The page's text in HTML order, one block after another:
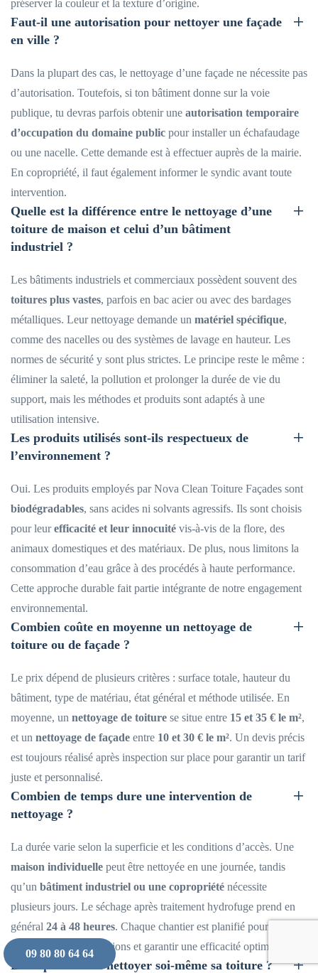
préserver la couleur et la texture d’origine.
Faut-il une autorisation pour nettoyer une façade
en ville ?
Dans la plupart des cas, le nettoyage d’une façade ne nécessite pas
d’autorisation. Toutefois, si ton bâtiment donne sur la voie
publique, tu devras parfois obtenir une autorisation temporaire
d’occupation du domaine public pour installer un échafaudage
ou une nacelle. Cette demande est à effectuer auprès de la mairie.
En copropriété, il faut également informer le syndic avant toute
intervention.
Quelle est la différence entre le nettoyage d’une
toiture de maison et celui d’un bâtiment
industriel ?
Les bâtiments industriels et commerciaux possèdent souvent des
toitures plus vastes, parfois en bac acier ou avec des bardages
métalliques. Leur nettoyage demande un matériel spécifique,
comme des nacelles ou des systèmes de lavage en hauteur. Les
normes de sécurité y sont plus strictes. Le principe reste le même :
éliminer la saleté, la pollution et prolonger la durée de vie du
support, mais les méthodes et produits sont adaptés à une
utilisation intensive.
Les produits utilisés sont-ils respectueux de
l’environnement ?
Oui. Les produits employés par Nova Clean Toiture Façades sont
biodégradables, sans acides ni solvants agressifs. Ils sont choisis
pour leurefficacité et leur innocuité vis-à-vis de la flore, des
animaux domestiques et des matériaux. De plus, nous limitons la
consommation d’eau grâce à des procédés à haute performance.
Cette approche durable fait partie intégrante de notre engagement
environnemental.
Combien coûte en moyenne un nettoyage de
toiture ou de façade ?
Le prix dépend de plusieurs critères : surface totale, hauteur du
bâtiment, type de matériau, état général et méthode utilisée. En
moyenne, un nettoyage de toiture se situe entre 15 et 35 € le m²,
et un nettoyage de façade entre 10 et 30 € le m². Un devis précis
est toujours réalisé après inspection sur place pour garantir un tarif
juste et personnalisé.
Combien de temps dure une intervention de
nettoyage ?
La durée varie selon la superficie et les conditions d’accès. Une
maison individuelle peut être nettoyée en une journée, tandis
qu’un bâtiment industriel ou une copropriété nécessite
plusieurs jours. Le séchage après traitement hydrofuge prend en
général 24 à 48 heures. Chaque chantier est planifié pour
minimiser les perturbations et garantir une efficacité optimale.
Est-il possible de nettoyer soi-même sa toiture ?
09 80 80 64 64